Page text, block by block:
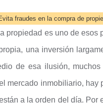
fraudes en la compra de
propiedad es uno de esos
una inversión
de esa ilusión,
mercado inmobiliario, hay
a la orden del día.